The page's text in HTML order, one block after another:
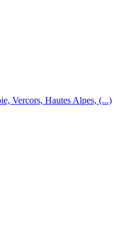
Vercors, Hautes Alpes, (...)